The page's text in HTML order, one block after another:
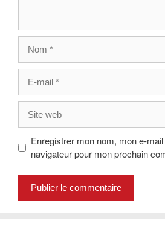
mail
web
Enregistrer mon nom, mon e-
navigateur pour mon prochain